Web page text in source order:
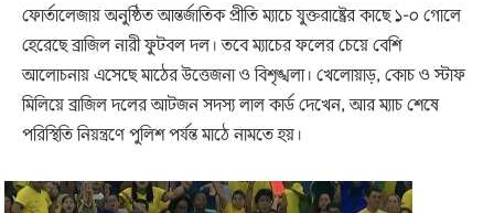
ফোর্তালেজায় অনুষ্ঠিত আন্তর্জাতিক প্রীতি ম্যাচে যুক্তরাষ্ট্রের কাছে ১-০ গোলে
হেরেছে ব্রাজিল নারী ফুটবল দল। তবে ম্যাচের ফলের চেয়ে বেশি
আলোচনায় এসেছে মাঠের উত্তেজনা ও বিশৃঙ্খলা। খেলোয়াড়, কোচ ও স্টাফ
মিলিয়ে ব্রাজিল দলের আটজন সদস্য লাল কার্ড দেখেন, আর ম্যাচ শেষে
পরিস্থিতি নিয়ন্ত্রণে পুলিশ পর্যন্ত মাঠে নামতে হয়।